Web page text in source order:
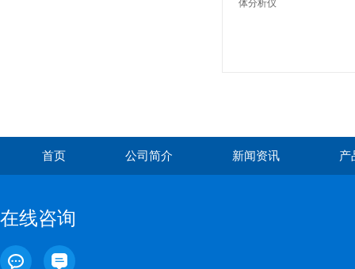
首页 公司简介 新闻资讯 产
在线咨询